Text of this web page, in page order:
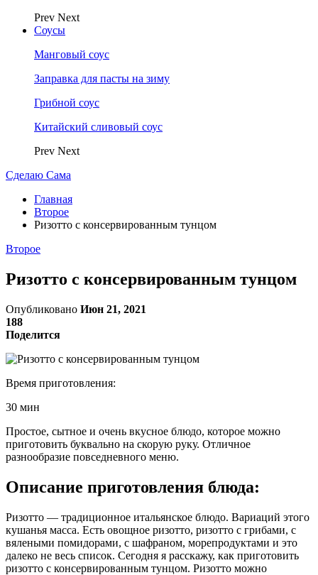
Prev Next
Соусы
Манговый соус
Заправка для пасты на зиму
Грибной соус
Китайский сливовый соус
Prev Next
Сделаю Сама
Главная
Второе
Ризотто с консервированным тунцом
Второе
Ризотто с консервированным тунцом
Опубликовано Июн 21, 2021
188
Поделится
Время приготовления:
30 мин
Простое, сытное и очень вкусное блюдо, которое можно
приготовить буквально на скорую руку. Отличное
разнообразие повседневного меню.
Описание приготовления блюда:
Ризотто — традиционное итальянское блюдо. Вариаций этого
кушанья масса. Есть овощное ризотто, ризотто с грибами, с
вялеными помидорами, с шафраном, морепродуктами и это
далеко не весь список. Сегодня я расскажу, как приготовить
ризотто с консервированным тунцом. Ризотто можно